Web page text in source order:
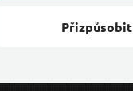
Přizpůsobit